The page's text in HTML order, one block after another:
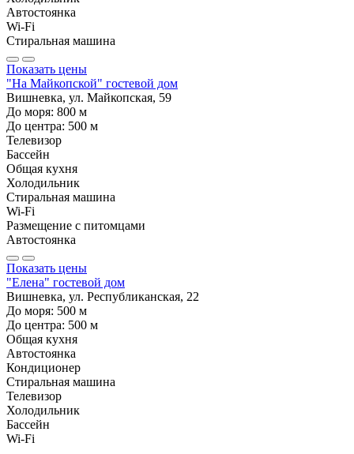
Автостоянка
Wi-Fi
Стиральная машина
Показать цены
"На Майкопской" гостевой дом
Вишневка, ул. Майкопская, 59
До моря: 800 м
До центра: 500 м
Телевизор
Бассейн
Общая кухня
Холодильник
Стиральная машина
Wi-Fi
Размещение с питомцами
Автостоянка
Показать цены
"Елена" гостевой дом
Вишневка, ул. Республиканская, 22
До моря: 500 м
До центра: 500 м
Общая кухня
Автостоянка
Кондиционер
Стиральная машина
Телевизор
Холодильник
Бассейн
Wi-Fi